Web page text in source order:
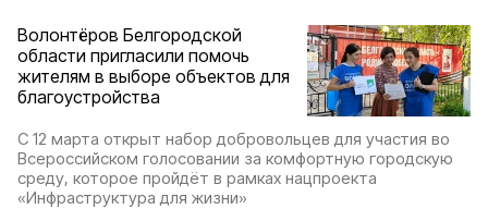
Волонтёров Белгородской
области пригласили помочь
жителям в выборе объектов для
благоустройства
С 12 марта открыт набор добровольцев для участия во
Всероссийском голосовании за комфортную городскую
среду, которое пройдёт в рамках нацпроекта
«Инфраструктура для жизни»